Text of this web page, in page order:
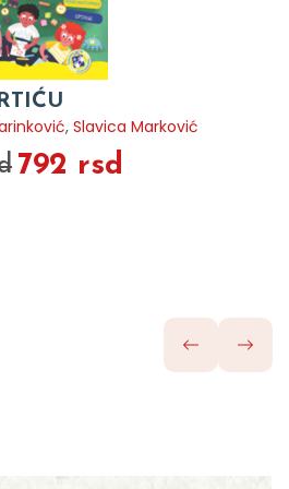
, Slavica Marković
792 rsd